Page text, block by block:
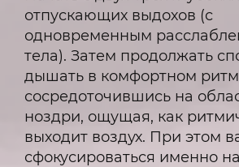
отпускающих выдохов (с
одновременным
тела). Затем продолжать
дышать в комфортном
сосредоточившись на
ноздри, ощущая, как
выходит воздух. При этом
сфокусироваться именно